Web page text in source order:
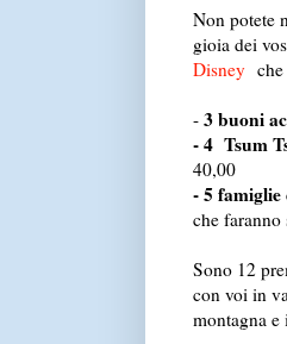
Non potete
gioia dei
Disneyche
- 3 buoni
- 4 Tsum
40,00
- 5
che
Sono 12
con voi in
montagna